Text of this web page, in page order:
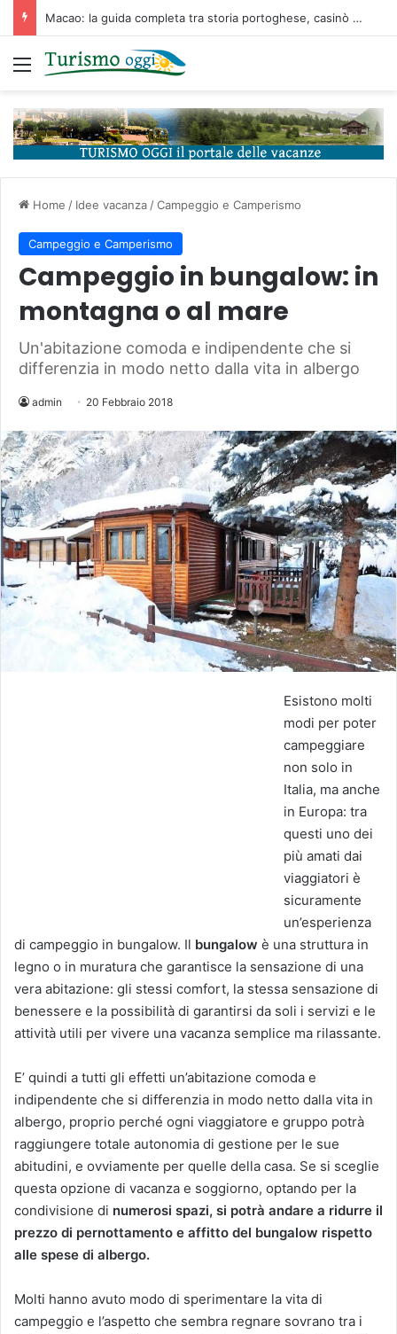
Macao: la guida completa tra storia portoghese, casinò futuristici e cucina unica d’Asia
Menu
Home / Idee vacanza /Campeggio e Camperismo
Campeggio e Camperismo
Campeggio in bungalow: in
montagna o al mare
Un'abitazione comoda e indipendente che si
differenzia in modo netto dalla vita in albergo
admin 20 Febbraio 2018
Esistono molti
modi per poter
campeggiare
non solo in
Italia, ma anche
in Europa: tra
questi uno dei
più amati dai
viaggiatori è
sicuramente
un’esperienza
di campeggio in bungalow. Il bungalow è una struttura in
legno o in muratura che garantisce la sensazione di una
vera abitazione: gli stessi comfort, la stessa sensazione di
benessere e la possibilità di garantirsi da soli i servizi e le
attività utili per vivere una vacanza semplice ma rilassante.
E’ quindi a tutti gli effetti un’abitazione comoda e
indipendente che si differenzia in modo netto dalla vita in
albergo, proprio perché ogni viaggiatore e gruppo potrà
raggiungere totale autonomia di gestione per le sue
abitudini, e ovviamente per quelle della casa. Se si sceglie
questa opzione di vacanza e soggiorno, optando per la
condivisione di numerosi spazi, si potrà andare a ridurre il
prezzo di pernottamento e affitto del bungalow rispetto
alle spese di albergo.
Molti hanno avuto modo di sperimentare la vita di
campeggio e l’aspetto che sembra regnare sovrano tra i